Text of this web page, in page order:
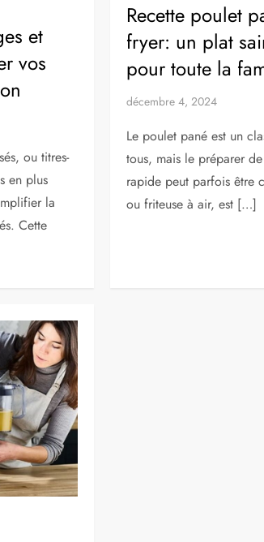
et
vos
ou titres-
en plus
la
Cette
Recette poulet
fryer: un plat
pour toute la
décembre 4, 2024
Le poulet pané est un
tous, mais le préparer
rapide peut parfois être
ou friteuse à air, est […]